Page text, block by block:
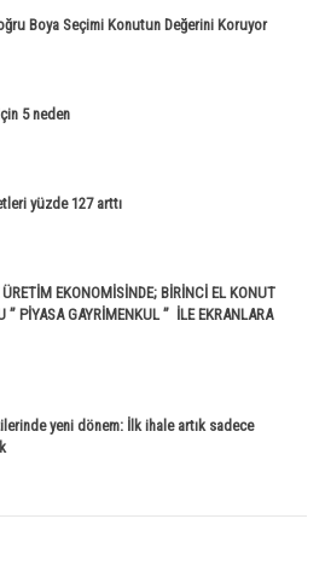
Boya Seçimi Konutun Değerini Koruyor
5 neden
yüzde 127 arttı
EKONOMİSİNDE; BİRİNCİ EL KONUT
” PİYASA GAYRİMENKUL ” İLE EKRANLARA
yeni dönem: İlk ihale artık sadece